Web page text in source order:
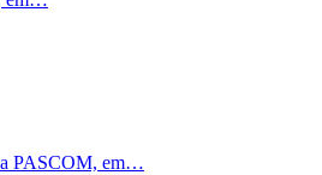
PASCOM, em…